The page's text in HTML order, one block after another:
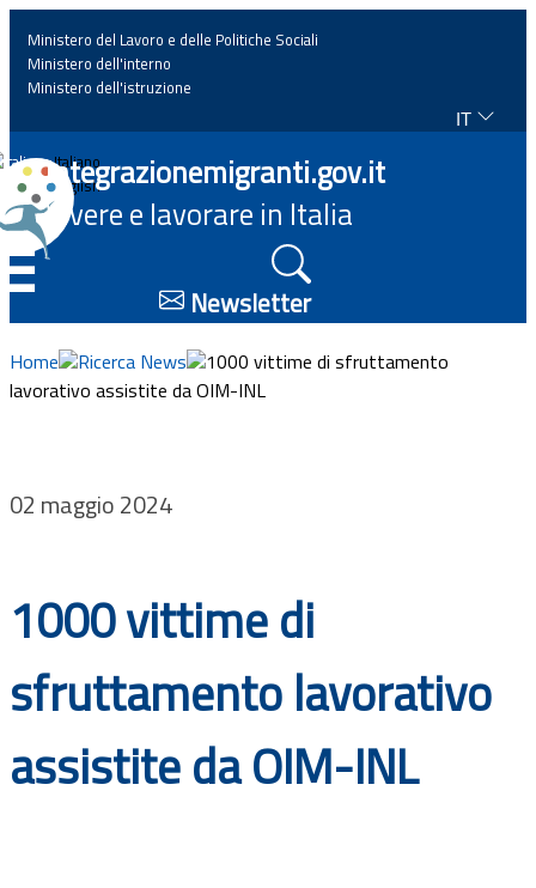
Home
News
Approfondimenti
Eventi
Progetti
Bandi
Guide
Ministero del Lavoro e delle Politiche Sociali
Ministero dell'interno
Ministero dell'istruzione
IT
Italiano
English
Integrazionemigranti.gov.it
Vivere e lavorare in Italia
Newsletter
Home Ricerca News
1000 vittime di sfruttamento
lavorativo assistite da OIM-INL
02 maggio 2024
1000 vittime di
sfruttamento lavorativo
assistite da OIM-INL